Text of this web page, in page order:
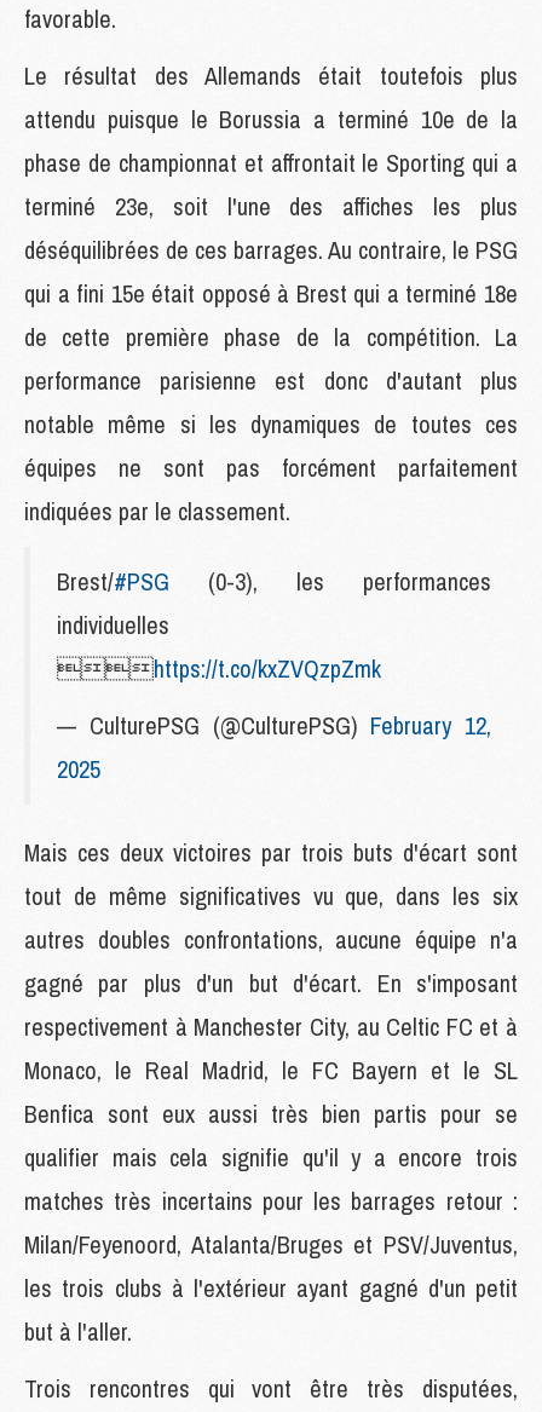
favorable.
Le résultat des Allemands était toutefois plus
attendu puisque le Borussia a terminé 10e de la
phase de championnat et affrontait le Sporting qui a
terminé 23e, soit l'une des affiches les plus
déséquilibrées de ces barrages. Au contraire, le PSG
qui a fini 15e était opposé à Brest qui a terminé 18e
de cette première phase de la compétition. La
performance parisienne est donc d'autant plus
notable même si les dynamiques de toutes ces
équipes ne sont pas forcément parfaitement
indiquées par le classement.
Brest/#PSG (0-3), les performances
individuelles
https://t.co/kxZVQzpZmk
— CulturePSG (@CulturePSG) February 12,
2025
Mais ces deux victoires par trois buts d'écart sont
tout de même significatives vu que, dans les six
autres doubles confrontations, aucune équipe n'a
gagné par plus d'un but d'écart. En s'imposant
respectivement à Manchester City, au Celtic FC et à
Monaco, le Real Madrid, le FC Bayern et le SL
Benfica sont eux aussi très bien partis pour se
qualifier mais cela signifie qu'il y a encore trois
matches très incertains pour les barrages retour :
Milan/Feyenoord, Atalanta/Bruges et PSV/Juventus,
les trois clubs à l'extérieur ayant gagné d'un petit
but à l'aller.
Trois rencontres qui vont être très disputées,